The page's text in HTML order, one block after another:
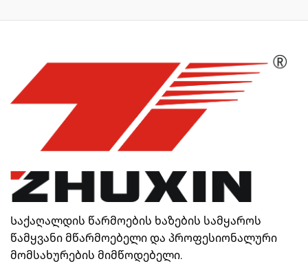
Საქაღალდის წარმოების ხაზების სამყაროს
წამყვანი მწარმოებელი და პროფესიონალური
მომსახურების მიმწოდებელი.